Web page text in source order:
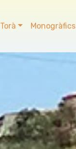
Torà Monogràfics